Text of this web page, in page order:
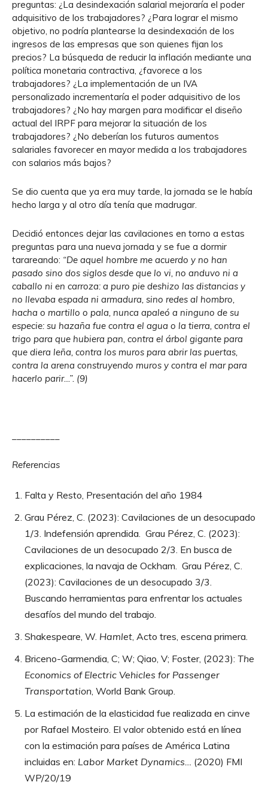
preguntas: ¿La desindexación salarial mejoraría el poder
adquisitivo de los trabajadores? ¿Para lograr el mismo
objetivo, no podría plantearse la desindexación de los
ingresos de las empresas que son quienes fijan los
precios? La búsqueda de reducir la inflación mediante una
política monetaria contractiva, ¿favorece a los
trabajadores? ¿La implementación de un IVA
personalizado incrementaría el poder adquisitivo de los
trabajadores? ¿No hay margen para modificar el diseño
actual del IRPF para mejorar la situación de los
trabajadores? ¿No deberían los futuros aumentos
salariales favorecer en mayor medida a los trabajadores
con salarios más bajos?
Se dio cuenta que ya era muy tarde, la jornada se le había
hecho larga y al otro día tenía que madrugar.
Decidió entonces dejar las cavilaciones en torno a estas
preguntas para una nueva jornada y se fue a dormir
tarareando: “De aquel hombre me acuerdo y no han
pasado sino dos siglos desde que lo vi, no anduvo ni a
caballo ni en carroza: a puro pie deshizo las distancias y
no llevaba espada ni armadura, sino redes al hombro,
hacha o martillo o pala, nunca apaleó a ninguno de su
especie: su hazaña fue contra el agua o la tierra, contra el
trigo para que hubiera pan, contra el árbol gigante para
que diera leña, contra los muros para abrir las puertas,
contra la arena construyendo muros y contra el mar para
hacerlo parir…”. (9)
Referencias
Falta y Resto, Presentación del año 1984
Grau Pérez, C. (2023): Cavilaciones de un desocupado
1/3. Indefensión aprendida. Grau Pérez, C. (2023):
Cavilaciones de un desocupado 2/3. En busca de
explicaciones, la navaja de Ockham. Grau Pérez, C.
(2023): Cavilaciones de un desocupado 3/3.
Buscando herramientas para enfrentar los actuales
desafíos del mundo del trabajo.
Shakespeare, W. Hamlet, Acto tres, escena primera.
Briceno-Garmendia, C; W; Qiao, V; Foster, (2023): The
Economics of Electric Vehicles for Passenger
Transportation, World Bank Group.
La estimación de la elasticidad fue realizada en cinve
por Rafael Mosteiro. El valor obtenido está en línea
con la estimación para países de América Latina
incluidas en: Labor Market Dynamics… (2020) FMI
WP/20/19